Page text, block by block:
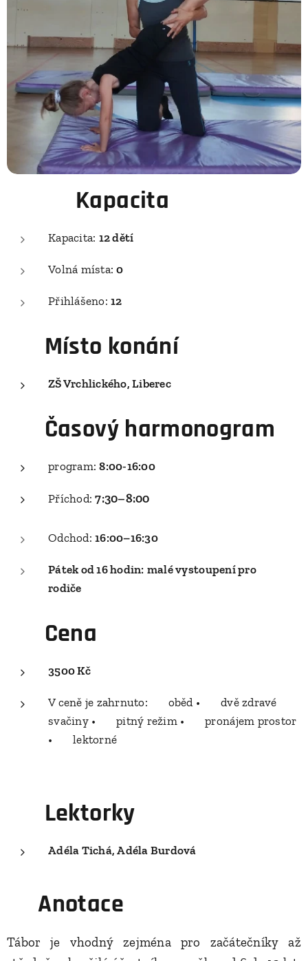
Kapacita
Kapacita: 12 dětí
Volná místa:0
Přihlášeno:12
Místo konání
ZŠ Vrchlického, Liberec
Časový harmonogram
program:8:00-16:00
Příchod:7:30–8:00
Odchod:16:00–16:30
Pátek od 16 hodin: malé vystoupení pro
rodiče
Cena
3500 Kč
V ceně je zahrnuto: 🍽️ oběd • 🥪 dvě zdravé
svačiny • 💧 pitný režim • 🏫 pronájem prostor
• 👩‍🏫 lektorné
Lektorky
Adéla Tichá, Adéla Burdová
✨Anotace
Tábor je vhodný zejména pro začátečníky až